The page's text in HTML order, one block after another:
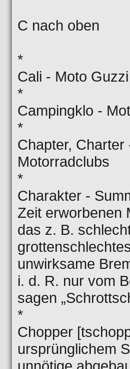
C nach oben
*
Cali - Moto
*
Campingklo -
*
Chapter,
Motorradclubs
*
Charakter -
Zeit erworbenen
das z. B.
unwirksame
i. d. R. nur vom
sagen
*
Chopper
ursprünglichem